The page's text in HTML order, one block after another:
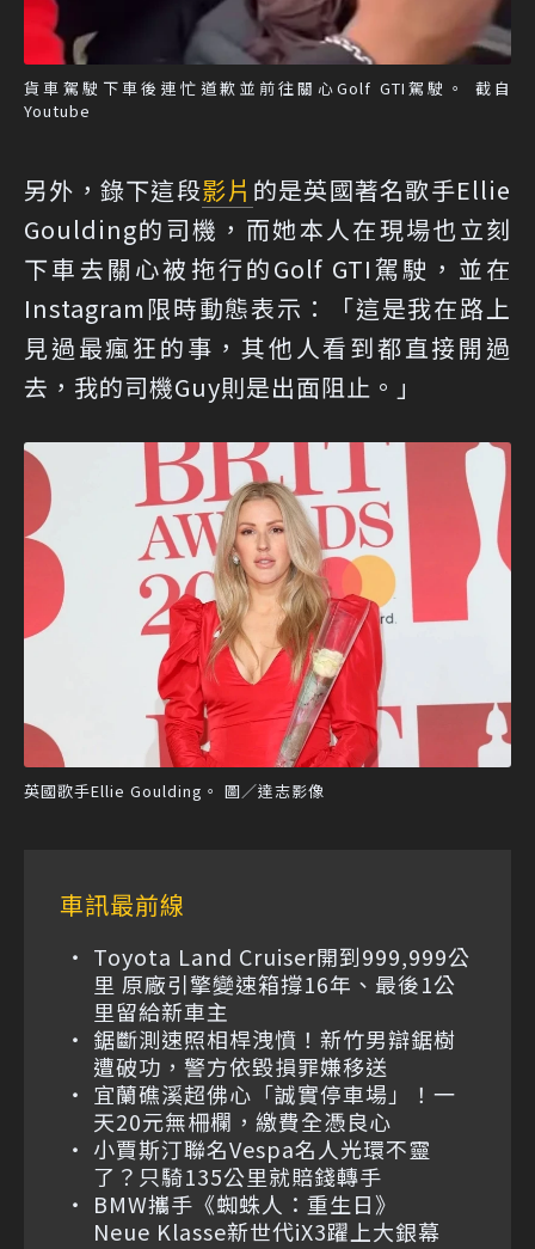
貨車駕駛下車後連忙道歉並前往關心Golf GTI駕駛。 截自
Youtube
另外，錄下這段影片 的是英國著名歌手Ellie
Goulding的司機，而她本人在現場也立刻
下車去關心被拖行的Golf GTI駕駛，並在
Instagram限時動態表示：「這是我在路上
見過最瘋狂的事，其他人看到都直接開過
去，我的司機Guy則是出面阻止。」
英國歌手Ellie Goulding。 圖／達志影像
車訊最前線
Toyota Land Cruiser開到999,999公
里 原廠引擎變速箱撐16年、最後1公
里留給新車主
鋸斷測速照相桿洩憤！新竹男辯鋸樹
遭破功，警方依毀損罪嫌移送
宜蘭礁溪超佛心「誠實停車場」！一
天20元無柵欄，繳費全憑良心
小賈斯汀聯名Vespa名人光環不靈
了？只騎135公里就賠錢轉手
BMW攜手《蜘蛛人：重生日》
Neue Klasse新世代iX3躍上大銀幕